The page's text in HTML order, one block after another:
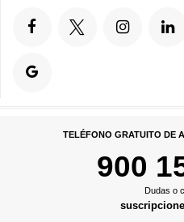
TELÉFONO GRATUITO DE
900
Dudas o